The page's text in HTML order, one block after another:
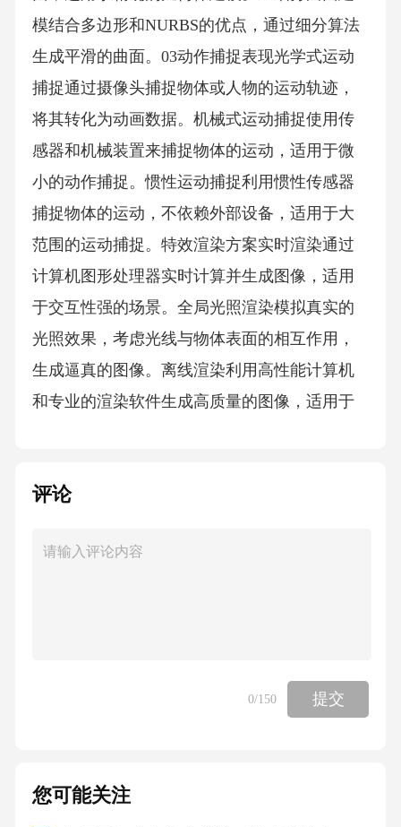
模结合多边形和NURBS的优点，通过细分算法
生成平滑的曲面。03动作捕捉表现光学式运动
捕捉通过摄像头捕捉物体或人物的运动轨迹，
将其转化为动画数据。机械式运动捕捉使用传
感器和机械装置来捕捉物体的运动，适用于微
小的动作捕捉。惯性运动捕捉利用惯性传感器
捕捉物体的运动，不依赖外部设备，适用于大
范围的运动捕捉。特效渲染方案实时渲染通过
计算机图形处理器实时计算并生成图像，适用
于交互性强的场景。全局光照渲染模拟真实的
光照效果，考虑光线与物体表面的相互作用，
生成逼真的图像。离线渲染利用高性能计算机
和专业的渲染软件生成高质量的图像，适用于
同动物的基本分类，如哺乳动物、鸟类、爬行
生物链与生态平衡阐述动物在生物链中的作
的能力，激发孩子们对自然和生命的探索兴
趣。生态保护意识珍惜动物资源强调保护珍稀
惜动物资源。生态保护行为引导孩子们了解保
评论
0/150 提交
您可能关注